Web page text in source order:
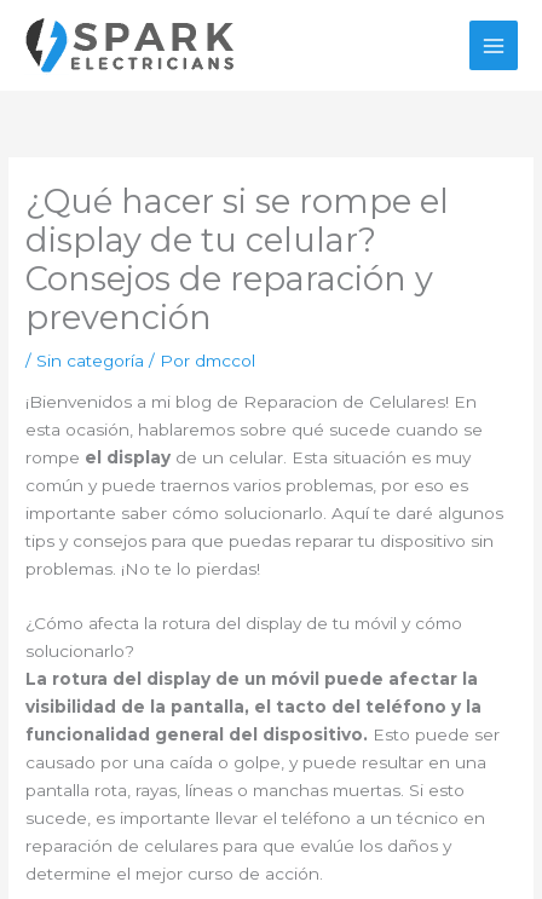
contenido
¿Qué hacer si se rompe el
display de tu celular?
Consejos de reparación y
prevención
/ Sin categoría / Por dmccol
¡Bienvenidos a mi blog de Reparacion de Celulares! En
esta ocasión, hablaremos sobre qué sucede cuando se
rompe el display de un celular. Esta situación es muy
común y puede traernos varios problemas, por eso es
importante saber cómo solucionarlo. Aquí te daré algunos
tips y consejos para que puedas reparar tu dispositivo sin
problemas. ¡No te lo pierdas!
¿Cómo afecta la rotura del display de tu móvil y cómo
solucionarlo?
La rotura del display de un móvil puede afectar la
visibilidad de la pantalla, el tacto del teléfono y la
funcionalidad general del dispositivo. Esto puede ser
causado por una caída o golpe, y puede resultar en una
pantalla rota, rayas, líneas o manchas muertas. Si esto
sucede, es importante llevar el teléfono a un técnico en
reparación de celulares para que evalúe los daños y
determine el mejor curso de acción.